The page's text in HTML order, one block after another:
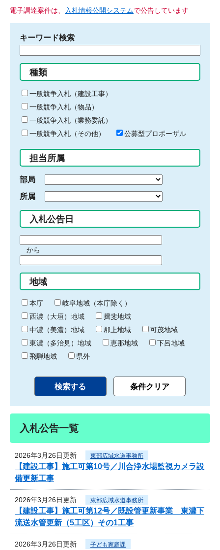
電子調達案件は、 入札情報公開システムで公告しています
キーワード検索
る
キ
ー
ワ
ー
ド
入
力
種類
一般競争入札（建設工事）
一般競争入札（物品）
一般競争入札（業務委託）
一般競争入札（その他）
公募型プロポーザル
担当所属
部局
所属
入札公告日
間
始
り
から
間
終
わ
り
地域
本庁
岐阜地域（本庁除く）
西濃（大垣）地域
揖斐地域
中濃（美濃）地域
郡上地域
可茂地域
東濃（多治見）地域
恵那地域
下呂地域
飛騨地域
県外
入札公告一覧
2026年3月26日更新 東部広域水道事務所
【建設工事】施工可第10号／川合浄水場監視カメラ設
備更新工事
2026年3月26日更新 東部広域水道事務所
【建設工事】施工可第12号／既設管更新事業 東濃下
流送水管更新（5工区）その1工事
2026年3月26日更新 子ども家庭課